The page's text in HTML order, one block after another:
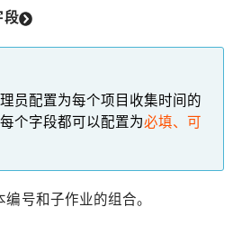
段
员配置为每个项目收集时间的
个字段都可以配置为必填、可
编号和子作业的组合。